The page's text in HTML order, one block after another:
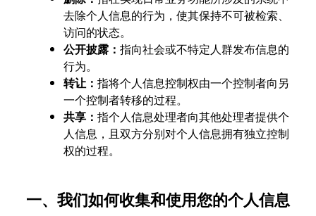
去除个人信息的行为，使其保持不可被检索、
访问的状态。
公开披露：指向社会或不特定人群发布信息的
行为。
转让：指将个人信息控制权由一个控制者向另
一个控制者转移的过程。
共享：指个人信息处理者向其他处理者提供个
人信息，且双方分别对个人信息拥有独立控制
权的过程。
一、我们如何收集和使用您的个人信息